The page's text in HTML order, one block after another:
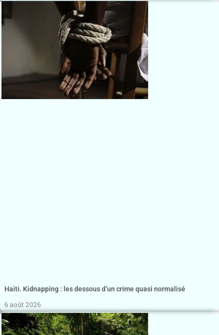
Haïti. Kidnapping : les dessous d’un crime quasi normalisé
6 août 2026